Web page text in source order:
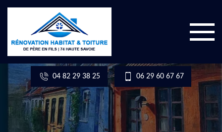
04 82 29 38 25 06 29 60 67 67